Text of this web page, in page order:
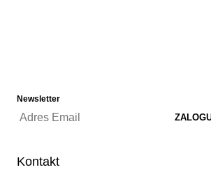
Newsletter
Kontakt